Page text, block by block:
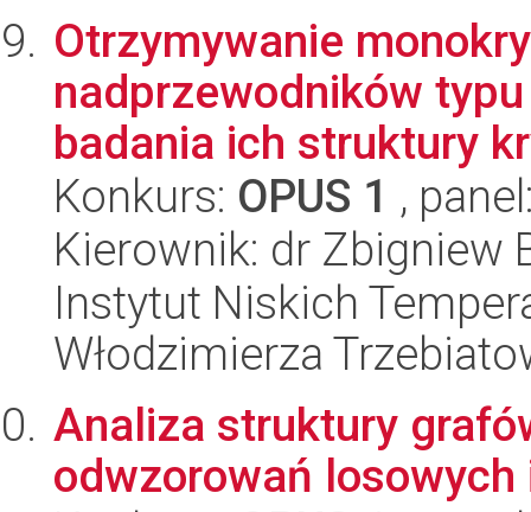
Otrzymywanie
nadprzewodników
badania ich struktury
Konkurs: OPUS 1 ,
Kierownik: dr Zbigniew
Instytut Niskich
Włodzimierza
Analiza struktury
odwzorowań